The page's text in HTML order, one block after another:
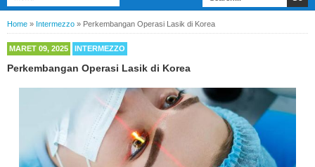
Home » Intermezzo » Perkembangan Operasi Lasik di Korea
MARET 09, 2025 INTERMEZZO
Perkembangan Operasi Lasik di Korea